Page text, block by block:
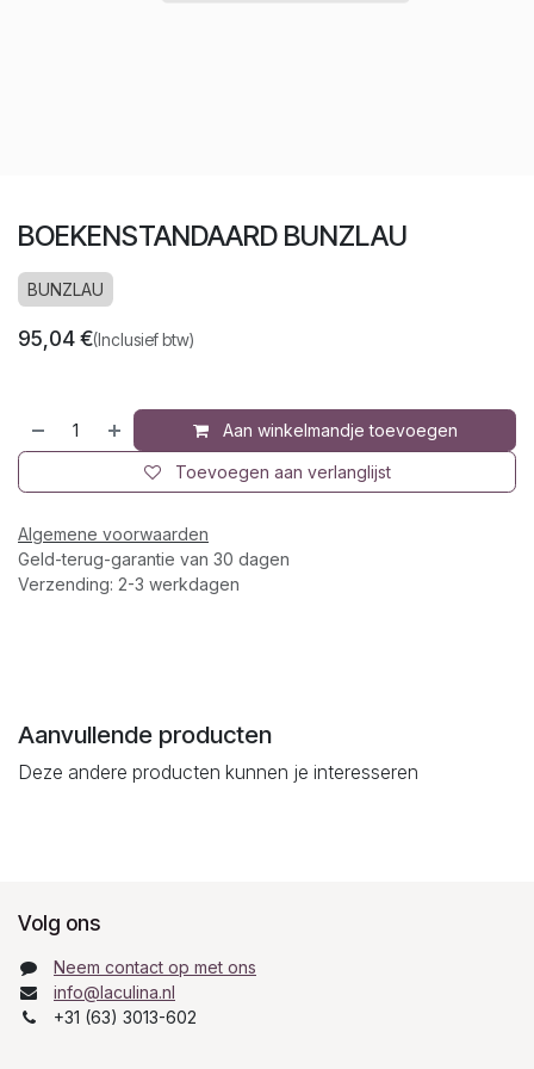
BOEKENSTANDAARD BUNZLAU
BUNZLAU
95,04€(Inclusief btw)
Aan winkelmandje toevoegen
Toevoegen aan verlanglijst
Algemene voorwaarden
Geld-terug-garantie van 30 dagen
Verzending: 2-3 werkdagen
Aanvullende producten
Deze andere producten kunnen je interesseren
Volg ons
Neem contact op met ons
info@laculina.nl
+31 (63) 3013-602